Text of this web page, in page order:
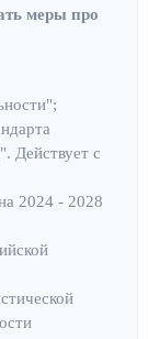
меры про
Действует с
2024 - 2028